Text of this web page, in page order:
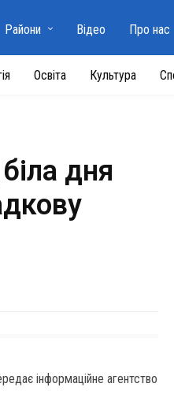
Освіта Культура
Райони Відео Про нас
дня
інформаційне агентство